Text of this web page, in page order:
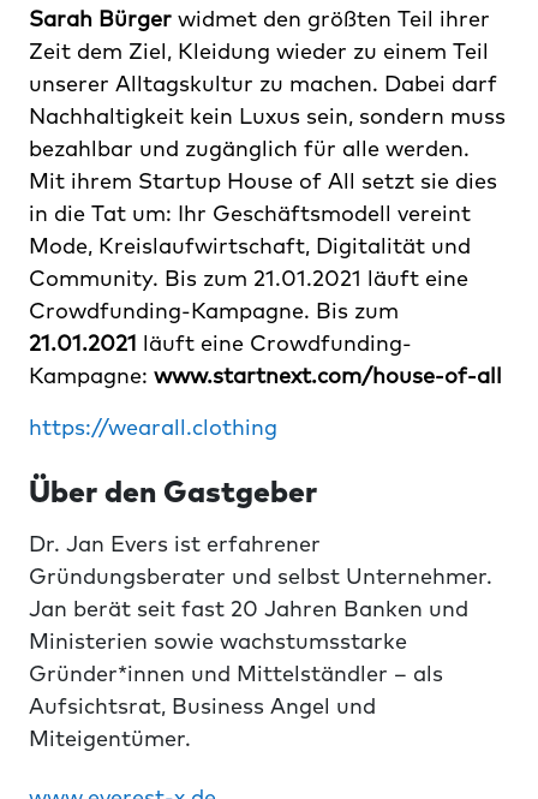
Sarah Bürger widmet den größten Teil ihrer
Zeit dem Ziel, Kleidung wieder zu einem Teil
unserer Alltagskultur zu machen. Dabei darf
Nachhaltigkeit kein Luxus sein, sondern muss
bezahlbar und zugänglich für alle werden.
Mit ihrem Startup House of All setzt sie dies
in die Tat um: Ihr Geschäftsmodell vereint
Mode, Kreislaufwirtschaft, Digitalität und
Community. Bis zum 21.01.2021 läuft eine
Crowdfunding-Kampagne. Bis zum
21.01.2021 läuft eine Crowdfunding-
Kampagne: www.startnext.com/house-of-all
https://wearall.clothing
Über den Gastgeber
Dr. Jan Evers ist erfahrener
Gründungsberater und selbst Unternehmer.
Jan berät seit fast 20 Jahren Banken und
Ministerien sowie wachstumsstarke
Gründer*innen und Mittelständler – als
Aufsichtsrat, Business Angel und
Miteigentümer.